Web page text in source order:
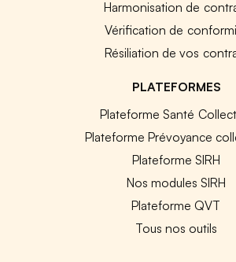
Harmonisation de
Vérification de
Résiliation de vos
PLATEFORMES
Plateforme Santé
Plateforme Prévoyance
Plateforme SIRH
Nos modules SIRH
Plateforme QVT
Tous nos outils